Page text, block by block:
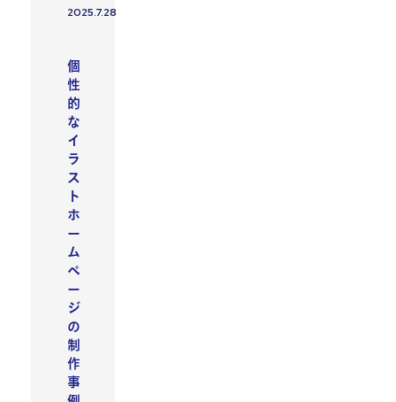
投稿日
2025.7.28
個
性
的
な
イ
ラ
ス
ト
ホ
ー
ム
ペ
ー
ジ
の
制
作
事